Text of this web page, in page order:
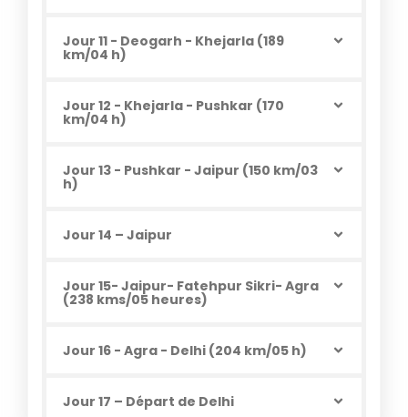
Jour 11 - Deogarh - Khejarla (189
km/04 h)
Jour 12 - Khejarla - Pushkar (170
km/04 h)
Jour 13 - Pushkar - Jaipur (150 km/03
h)
Jour 14 – Jaipur
Jour 15- Jaipur- Fatehpur Sikri- Agra
(238 kms/05 heures)
Jour 16 - Agra - Delhi (204 km/05 h)
Jour 17 – Départ de Delhi